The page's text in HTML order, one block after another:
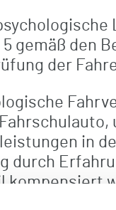
5 gemäß den
der
in
durch
kompensiert